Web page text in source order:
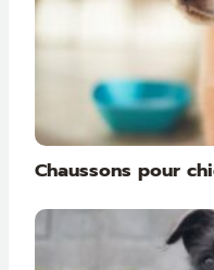
Chaussons pour